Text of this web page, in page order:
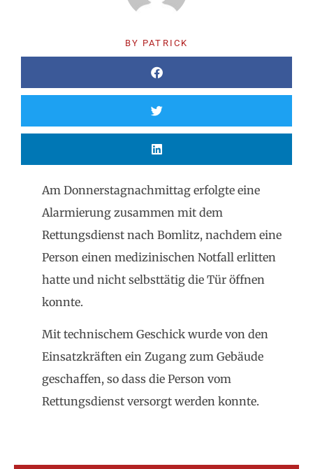
BY PATRICK
Am Donnerstagnachmittag erfolgte eine
Alarmierung zusammen mit dem
Rettungsdienst nach Bomlitz, nachdem eine
Person einen medizinischen Notfall erlitten
hatte und nicht selbsttätig die Tür öffnen
konnte.
Mit technischem Geschick wurde von den
Einsatzkräften ein Zugang zum Gebäude
geschaffen, so dass die Person vom
Rettungsdienst versorgt werden konnte.